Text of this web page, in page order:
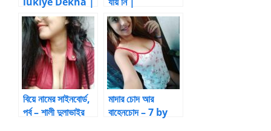
BanglaChotika
hini
BanglaChotika
hini
বিয়ে নামের সাইনবোর্ড,
পর্ব – শালী দুলাভাইর
মাদার চোদ আর
বাহেনচোদ – 7 by